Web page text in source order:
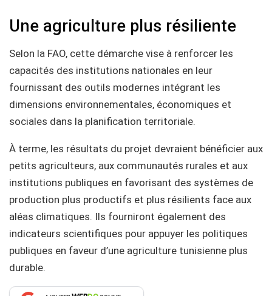
Une agriculture plus résiliente
Selon la FAO, cette démarche vise à renforcer les
capacités des institutions nationales en leur
fournissant des outils modernes intégrant les
dimensions environnementales, économiques et
sociales dans la planification territoriale.
À terme, les résultats du projet devraient bénéficier aux
petits agriculteurs, aux communautés rurales et aux
institutions publiques en favorisant des systèmes de
production plus productifs et plus résilients face aux
aléas climatiques. Ils fourniront également des
indicateurs scientifiques pour appuyer les politiques
publiques en faveur d’une agriculture tunisienne plus
durable.